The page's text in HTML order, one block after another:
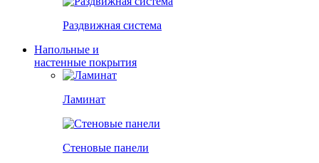
Раздвижная система
Напольные и
настенные покрытия
Ламинат
Стеновые панели